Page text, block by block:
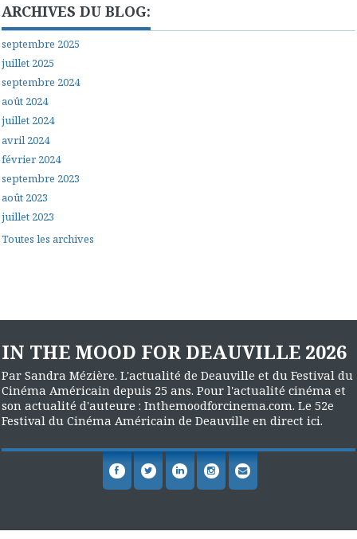
ARCHIVES DU BLOG:
septembre 2025
juillet 2025
septembre 2024
août 2024
juillet 2024
avril 2024
février 2024
septembre 2023
août 2023
juillet 2023
Toutes les archives
IN THE MOOD FOR DEAUVILLE 2026
Par Sandra Mézière. L'actualité de Deauville et du Festival du
Cinéma Américain depuis 25 ans. Pour l'actualité cinéma et
son actualité d'auteure : Inthemoodforcinema.com. Le 52e
Festival du Cinéma Américain de Deauville en direct ici.